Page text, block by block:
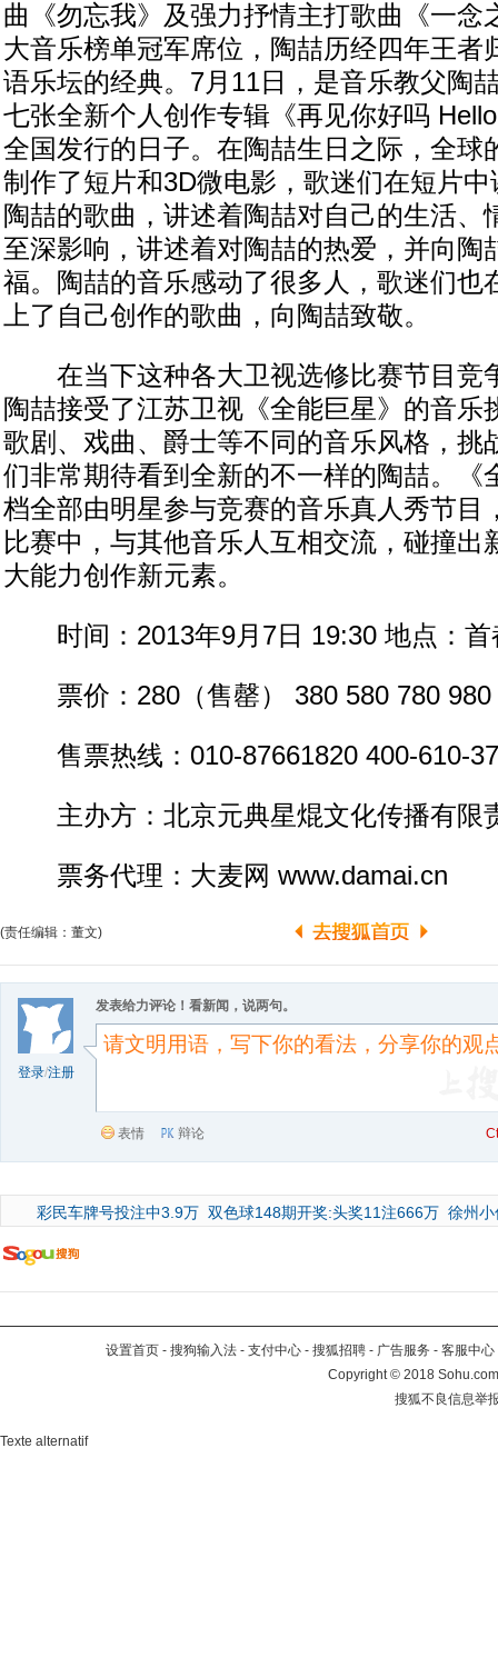
曲《勿忘我》及强力抒情主打歌曲《一念
大音乐榜单冠军席位，陶喆历经四年王者
语乐坛的经典。7月11日，是音乐教父陶
七张全新个人创作专辑《再见你好吗
全国发行的日子。在陶喆生日之际，全球
制作了短片和3D微电影，歌迷们在短片
陶喆的歌曲，讲述着陶喆对自己的生活、
至深影响，讲述着对陶喆的热爱，并向陶
福。陶喆的音乐感动了很多人，歌迷们也
上了自己创作的歌曲，向陶喆致敬。
在当下这种各大卫视选修比赛节目竞
陶喆接受了江苏卫视《全能巨星》的音乐
歌剧、戏曲、爵士等不同的音乐风格，挑
们非常期待看到全新的不一样的陶喆。《
档全部由明星参与竞赛的音乐真人秀节目
比赛中，与其他音乐人互相交流，碰撞出
大能力创作新元素。
时间：2013年9月7日 19:30 地点：首
票价：280（售罄） 380 580 780 980
售票热线：010-87661820 400-610-
主办方：北京元典星焜文化传播有限
票务代理：大麦网 www.damai.cn
(责任编辑：董文)
登录/注册
发表给力评论！看新闻，说两句。
表情 辩论
彩民车牌号投注中3.9万 双色球148期开奖:头奖11注666万 徐州
设置首页 - 搜狗输入法 - 支付中心 - 搜狐招聘 - 广告服务 - 客服中心
Copyright©2018
搜狐不良信息举
Texte alternatif